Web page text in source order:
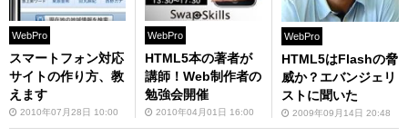
WebPro
スマートフォン対応
サイトの作り方、教
えます
2010年07月28日 10:00
WebPro
HTML5本の著者が
講師！Web制作者の
勉強会開催
2010年04月01日 16:00
WebPro
HTML5はFlashの脅
威か？エバンジェリ
ストに聞いた
2009年09月14日 20:48